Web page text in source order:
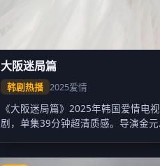
大阪迷局篇
韩剧热播 2025爱情
《大阪迷局篇》2025年韩国爱情电视
剧，单集39分钟超清质感。导演金元